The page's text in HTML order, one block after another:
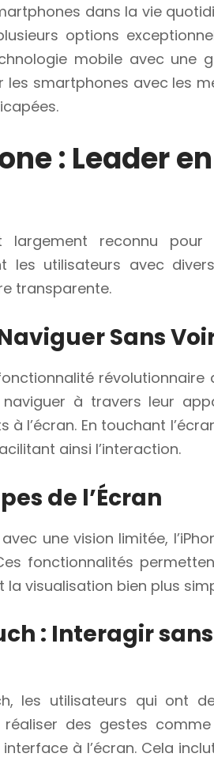
dans la vie
options
mobile avec une
les smartphones avec les
: Leader
largement reconnu pour
les utilisateurs avec
transparente.
Sans
à travers leur
à l’écran. En touchant
ainsi l’interaction.
de l’Écran
une vision limitée,
fonctionnalités
visualisation bien plus
: Interagir
les utilisateurs qui ont
réaliser des gestes
à l’écran. Cela